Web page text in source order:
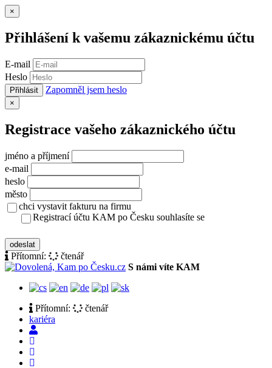
×
Přihlášení k vašemu zákaznickému účtu
E-mail
Heslo
Přihlásit Zapomněl jsem heslo
×
Registrace vašeho zákaznického účtu
jméno a příjmení
e-mail
heslo
město
chci vystavit fakturu na firmu
Registrací účtu KAM po Česku souhlasíte se
odeslat
Přítomní:
čtenář
S námi víte KAM
Přítomní:
čtenář
kariéra